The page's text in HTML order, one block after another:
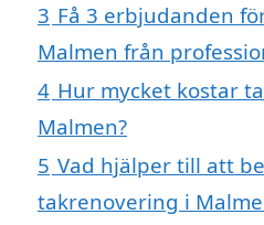
3 Få 3 erbjudanden
Malmen från
4 Hur mycket kostar
Malmen?
5 Vad hjälper till att
takrenovering i